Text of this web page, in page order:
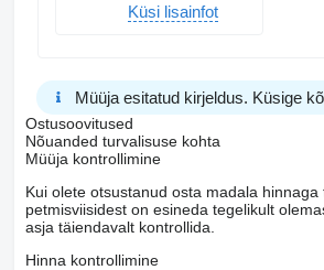
Küsi lisainfot
Müüja esitatud kirjeldus. Küsige
Ostusoovitused
Nõuanded turvalisuse kohta
Müüja kontrollimine
Kui olete otsustanud osta madala
petmisviisidest on esineda tegelikult
asja täiendavalt kontrollida.
Hinna kontrollimine